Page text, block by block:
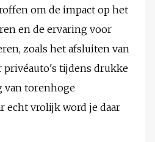
om de impact op het
en de ervaring voor
zoals het afsluiten van
privéauto's tijdens drukke
van torenhoge
echt vrolijk word je daar